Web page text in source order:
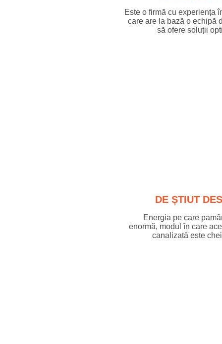
Este o firmă cu experiența
care are la bază o echipă
să ofere soluții
DE ȘTIUT
Energia pe care
enormă, modul în care
canalizată este